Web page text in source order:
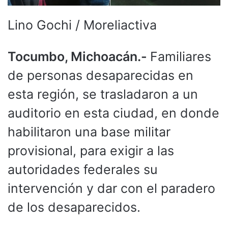
Lino Gochi / Moreliactiva
Tocumbo, Michoacán.- Familiares
de personas desaparecidas en
esta región, se trasladaron a un
auditorio en esta ciudad, en donde
habilitaron una base militar
provisional, para exigir a las
autoridades federales su
intervención y dar con el paradero
de los desaparecidos.